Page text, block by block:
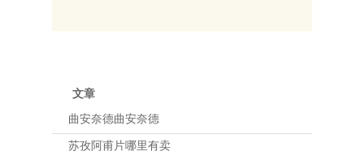
文章
曲安奈德曲安奈德
苏孜阿甫片哪里有卖